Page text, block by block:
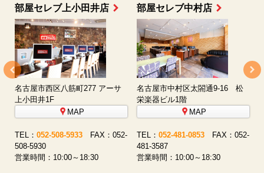
16 松
052-
名古屋市中村区名駅2丁目35号22
番 メビウス名古屋ビル1階
TEL：052-551-8530 FAX：052-
551-3585
営業時間：10:00～18:30
名古屋市中村区椿町8-15
MAP
052-459-5959
459-5955
営業時間：10:00～18:30